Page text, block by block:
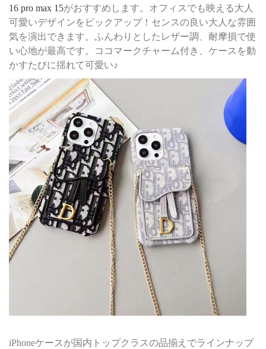
16 pro max 15がおすすめします。オフィスでも映える大人
可愛いデザインをピックアップ！センスの良い大人な雰囲
気を演出できます。ふんわりとしたレザー調、耐摩損で使
い心地が最高です。ココマークチャーム付き、ケースを動
かすたびに揺れて可愛い♪
iPhoneケースが国内トップクラスの品揃えでラインナップ